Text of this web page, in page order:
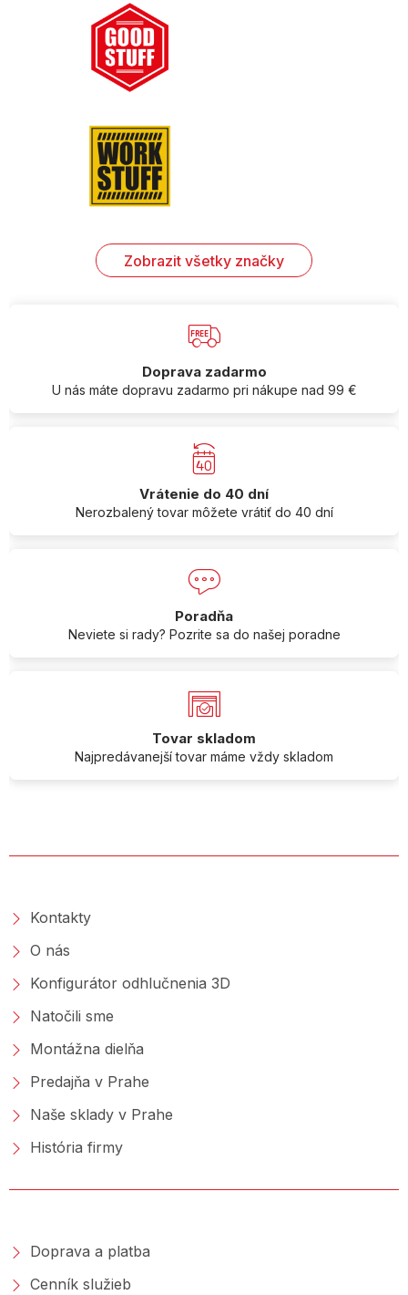
Zobrazit všetky značky
Doprava zadarmo
U nás máte dopravu zadarmo pri nákupe nad 99 €
Vrátenie do 40 dní
Nerozbalený tovar môžete vrátiť do 40 dní
Poradňa
Neviete si rady? Pozrite sa do našej poradne
Tovar skladom
Najpredávanejší tovar máme vždy skladom
Kontakty
O nás
Konfigurátor odhlučnenia 3D
Natočili sme
Montážna dielňa
Predajňa v Prahe
Naše sklady v Prahe
História firmy
Doprava a platba
Cenník služieb